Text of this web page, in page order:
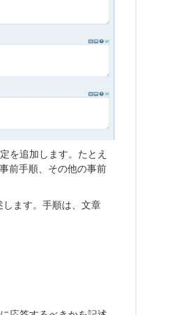
を追加します。たとえ
前手順、その他の事前
ます。手順は、文章